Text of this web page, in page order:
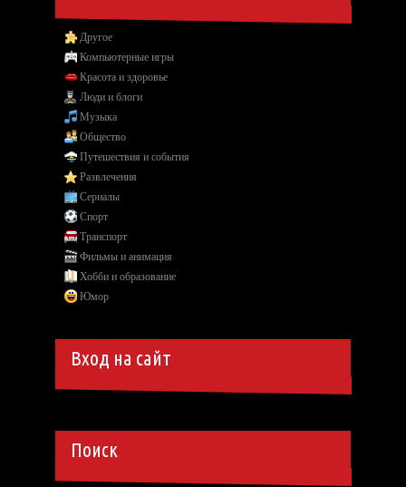
Другое
Компьютерные игры
Красота и здоровье
Люди и блоги
Музыка
Общество
Путешествия и события
Развлечения
Сериалы
Спорт
Транспорт
Фильмы и анимация
Хобби и образование
Юмор
Вход на сайт
Поиск